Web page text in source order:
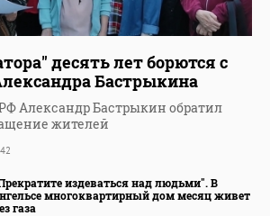
десять лет борются с
Бастрыкина
Александр Бастрыкин обратил
жителей
издеваться над людьми". В
многоквартирный дом месяц живет
газа